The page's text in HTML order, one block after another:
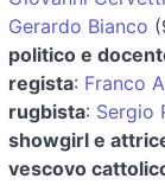
Gerardo Bianco
politico e
regista: Franco
rugbista: Sergio
showgirl e
vescovo